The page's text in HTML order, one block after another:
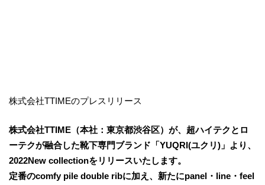
株式会社TTIMEのプレスリリース
株式会社TTIME（本社：東京都渋谷区）が、超ハイテクとロ
ーテクが融合した靴下専門ブランド「YUQRI(ユクリ)」より、
2022New collectionをリリースいたします。
定番のcomfy pile double ribに加え、新たにpanel・line・feel